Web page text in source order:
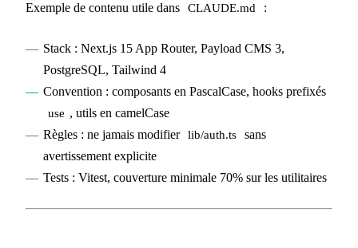
Exemple de contenu utile dans CLAUDE.md :
Stack : Next.js 15 App Router, Payload CMS 3,
PostgreSQL, Tailwind 4
Convention : composants en PascalCase, hooks prefixés
use , utils en camelCase
Règles : ne jamais modifier lib/auth.ts
sans
avertissement explicite
Tests : Vitest, couverture minimale 70% sur les utilitaires